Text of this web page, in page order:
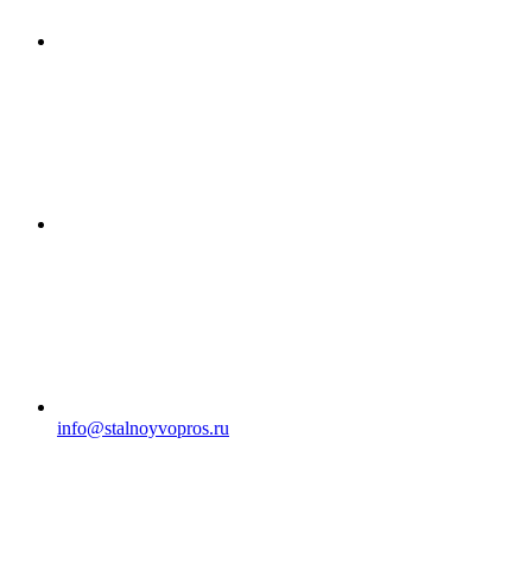
info@stalnoyvopros.ru